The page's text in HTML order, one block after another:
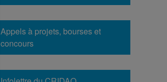
Appels à projets, bourses et
concours